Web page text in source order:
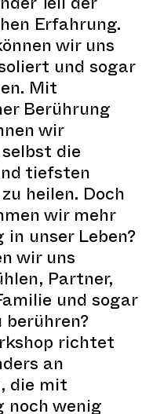
Teil der
Erfahrung.
wir uns
und sogar
Mit
Berührung
wir
selbst die
tiefsten
heilen. Doch
wir mehr
in unser Leben?
wir uns
Partner,
und sogar
berühren?
richtet
an
die mit
noch wenig